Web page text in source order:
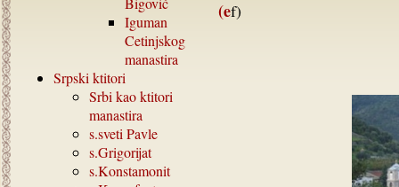
Iguman
Cetinjskog
manastira
Srpski ktitori
Srbi kao ktitori
manastira
s.sveti Pavle
s.Grigorijat
s.Konstamonit
(ef)